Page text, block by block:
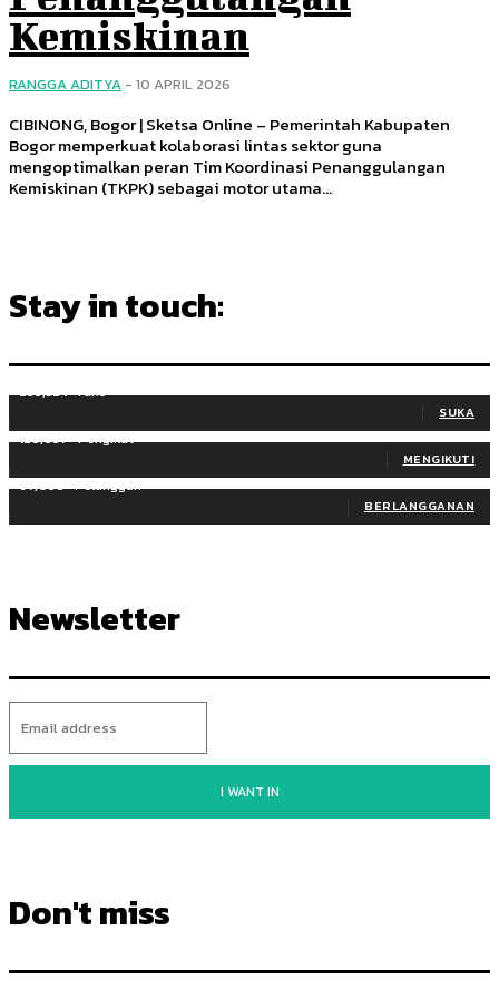
Kemiskinan
RANGGA ADITYA - 10 APRIL 2026
CIBINONG, Bogor | Sketsa Online – Pemerintah Kabupaten
Bogor memperkuat kolaborasi lintas sektor guna
mengoptimalkan peran Tim Koordinasi Penanggulangan
Kemiskinan (TKPK) sebagai motor utama...
Stay in touch:
255,324 Fans
SUKA
128,657 Pengikut
MENGIKUTI
97,058 Pelanggan
BERLANGGANAN
Newsletter
I WANT IN
Don't miss